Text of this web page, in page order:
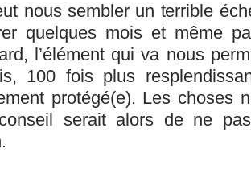
nous sembler un terrible
quelques mois et même
l’élément qui va nous
100 fois plus
protégé(e). Les choses
serait alors de ne